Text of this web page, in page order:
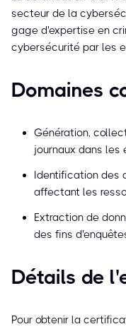
secteur de la
gage d'expertise en
cybersécurité par les
Domaines
Génération,
journaux dans les
Identification des
affectant les
Extraction de
des fins
Détails de
Pour obtenir la